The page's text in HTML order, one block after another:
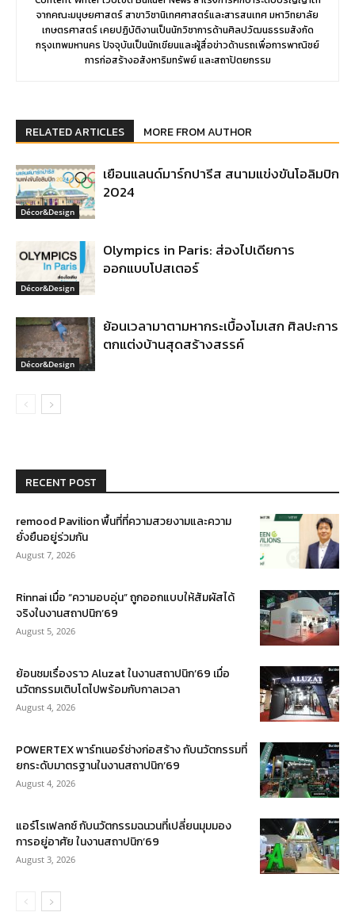
จากคณะมนุษยศาสตร์ สาขาวิชานิเทศศาสตร์และสารสนเทศ มหาวิทยาลัย
เกษตรศาสตร์ เคยปฏิบัติงานเป็นนักวิชาการด้านศิลปวัฒนธรรมสังกัด
กรุงเทพมหานคร ปัจจุบันเป็นนักเขียนและผู้สื่อข่าวด้านรถเพื่อการพาณิชย์
การก่อสร้างอสังหาริมทรัพย์ และสถาปัตยกรรม
RELATED ARTICLES MORE FROM AUTHOR
Décor&Design
เยือนแลนด์มาร์กปารีส สนามแข่งขันโอลิมปิก
2024
Décor&Design
Olympics in Paris: ส่องไปเดียการ
ออกแบบโปสเตอร์
Décor&Design
ย้อนเวลามาตามหากระเบื้องโมเสก ศิลปะการ
ตกแต่งบ้านสุดสร้างสรรค์
RECENT POST
remood Pavilion พื้นที่ที่ความสวยงามและความ
ยั่งยืนอยู่ร่วมกัน
August 7, 2026
Rinnai เมื่อ “ความอบอุ่น” ถูกออกแบบให้สัมผัสได้
จริงในงานสถาปนิก’69
August 5, 2026
ย้อนชมเรื่องราว Aluzat ในงานสถาปนิก’69 เมื่อ
นวัตกรรมเติบโตไปพร้อมกับกาลเวลา
August 4, 2026
POWERTEX พาร์ทเนอร์ช่างก่อสร้าง กับนวัตกรรมที่
ยกระดับมาตรฐานในงานสถาปนิก’69
August 4, 2026
แอร์โรเฟลกซ์ กับนวัตกรรมฉนวนที่เปลี่ยนมุมมอง
การอยู่อาศัย ในงานสถาปนิก’69
August 3, 2026